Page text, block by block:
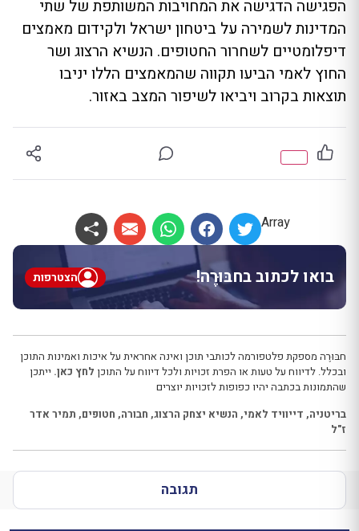
הפגישה הדגישה את המחויבות המשותפת של שתי
המדינות לשמירה על ביטחון ישראל ולקידום מאמצים
דיפלומטיים לשחרור החטופים. הנשיא הרצוג ושר
החוץ לאמי הביעו תקווה שהמאמצים הללו יניבו
תוצאות בקרוב ויביאו לשיפור המצב באזור.
Array
בואו לכתוב בחבּוּרֶה! הצטרפות
חבּוּרֶה מספקת פלטפורמה לכותבי תוכן ואינה אחראית על איכות ואמינות התוכן
ובכלל. לדיווח על טעות או הפרת זכויות ולכל דיווח על התוכן לחץ כאן. ייתכן
שהתמונות בכתבה יהיו כפופות לזכויות יוצרים
בריטניה, דייוויד לאמי, הנשיא יצחק הרצוג, חבורה, חטופים, תמיר אדר
ז"ל
תגובה